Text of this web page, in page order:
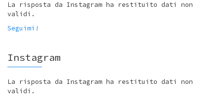
La risposta da Instagram ha restituito dati non
validi.
Seguimi!
Instagram
La risposta da Instagram ha restituito dati non
validi.